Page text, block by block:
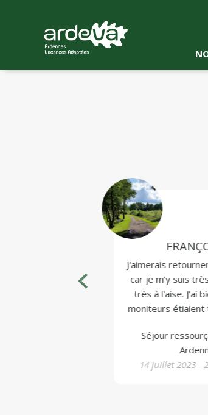
J'aimerais
car je m'y suis
très à l'aise. J'ai
moniteurs
Séjour
14 juillet 2023 -